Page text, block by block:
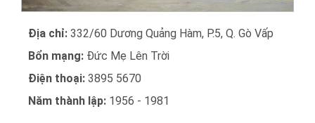
Địa chỉ: 332/60 Dương Quảng Hàm, P.5, Q. Gò Vấp
Bổn mạng: Đức Mẹ Lên Trời
Điện thoại: 3895 5670
Năm thành lập: 1956 - 1981